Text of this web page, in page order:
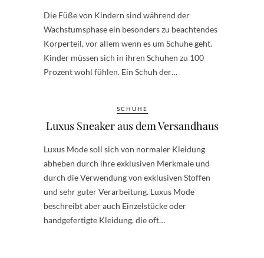
Die Füße von Kindern sind während der
Wachstumsphase ein besonders zu beachtendes
Körperteil, vor allem wenn es um Schuhe geht.
Kinder müssen sich in ihren Schuhen zu 100
Prozent wohl fühlen. Ein Schuh der…
SCHUHE
Luxus Sneaker aus dem Versandhaus
Luxus Mode soll sich von normaler Kleidung
abheben durch ihre exklusiven Merkmale und
durch die Verwendung von exklusiven Stoffen
und sehr guter Verarbeitung. Luxus Mode
beschreibt aber auch Einzelstücke oder
handgefertigte Kleidung, die oft…